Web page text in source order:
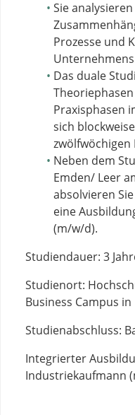
Sie
Prozesse und
Das duale
Praxisphasen
sich
zwölfwöchigen
Neben dem
Emden/ Leer
absolvieren
eine
(m/w/d).
Studiendauer: 3
Studienort:
Business Campus in
Studienabschluss:
Integrierter
Industriekaufmann